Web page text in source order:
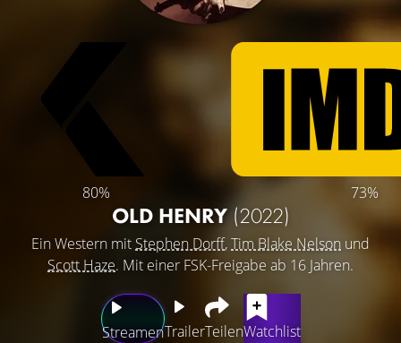
80% 73%
OLD HENRY(2022)
Ein Western mit Stephen Dorff,Tim Blake Nelson und
Scott Haze. Mit einer FSK-Freigabe ab 16 Jahren.
StreamenTrailerTeilenWatchlist